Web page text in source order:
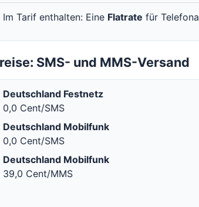
Im Tarif enthalten: Eine Flatrate für
SMS- und MMS-Versand
Deutschland Festnetz
0,0 Cent/SMS
Deutschland Mobilfunk
0,0 Cent/SMS
Deutschland Mobilfunk
39,0 Cent/MMS